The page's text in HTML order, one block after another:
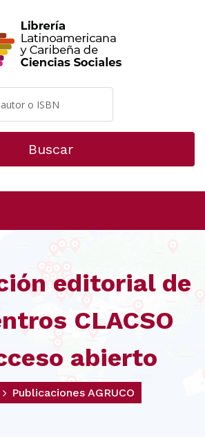
Buscar
editorial de
CLACSO
abierto
Publicaciones AGRUCO